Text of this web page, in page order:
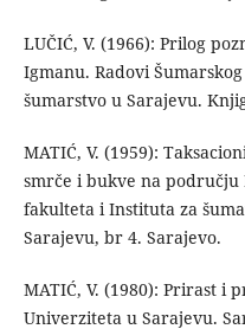
LUČIĆ, V. (1966): Prilog
Igmanu. Radovi
šumarstvo u Sarajevu.
MATIĆ, V. (1959):
smrče i bukve na području
fakulteta i Instituta za
Sarajevu, br 4. Sarajevo.
MATIĆ, V. (1980): Prirast i
Univerziteta u Sarajevu.